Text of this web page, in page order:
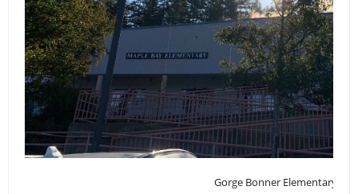
Gorge Bonner Elementary